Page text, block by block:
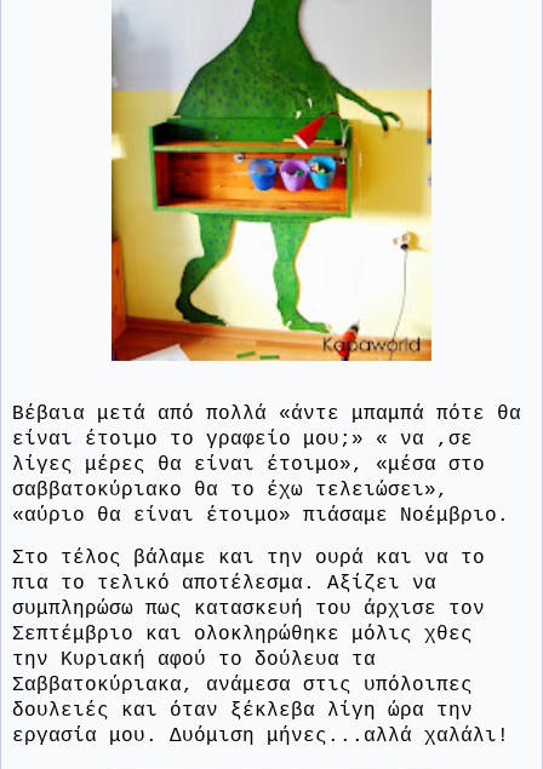
Βέβαια μετά από πολλά «άντε μπαμπά πότε θα
είναι έτοιμο το γραφείο μου;» « να ,σε
λίγες μέρες θα είναι έτοιμο», «μέσα στο
σαββατοκύριακο θα το έχω τελειώσει»,
«αύριο θα είναι έτοιμο» πιάσαμε Νοέμβριο.
Στο τέλος βάλαμε και την ουρά και να το
πια το τελικό αποτέλεσμα. Αξίζει να
συμπληρώσω πως κατασκευή του άρχισε τον
Σεπτέμβριο και ολοκληρώθηκε μόλις χθες
την Κυριακή αφού το δούλευα τα
Σαββατοκύριακα, ανάμεσα στις υπόλοιπες
δουλειές και όταν ξέκλεβα λίγη ώρα την
εργασία μου. Δυόμιση μήνες...αλλά χαλάλι!